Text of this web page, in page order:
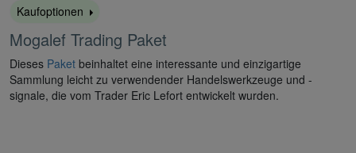
Kaufoptionen
Mogalef Trading Paket
Dieses Paket beinhaltet eine interessante und einzigartige
Sammlung leicht zu verwendender Handelswerkzeuge und -
signale, die vom Trader Eric Lefort entwickelt wurden.